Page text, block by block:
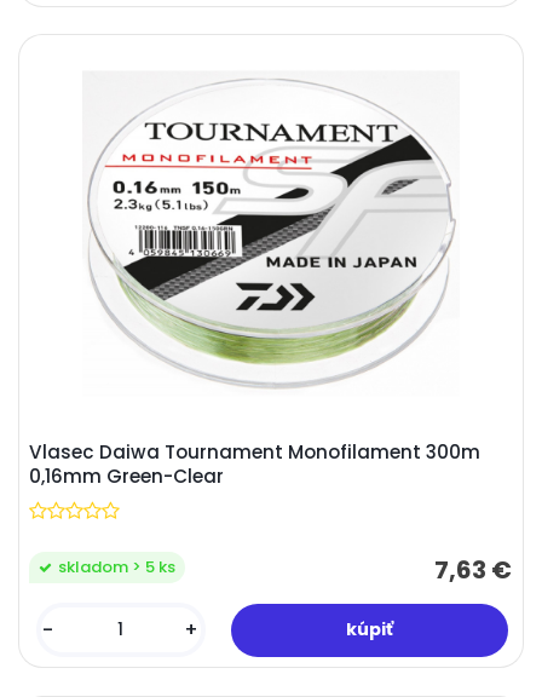
Vlasec Daiwa Tournament Monofilament 300m
0,16mm Green-Clear
7,63 €
skladom > 5 ks
- +